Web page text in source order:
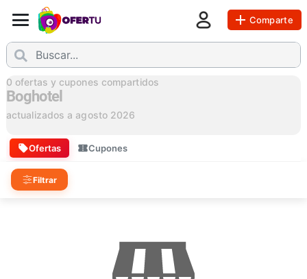
Comparte
0 ofertas y cupones compartidos
Boghotel
actualizados a agosto 2026
Ofertas Cupones
Filtrar